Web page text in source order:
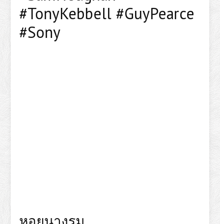
#TonyKebbell #GuyPearce
#Sony